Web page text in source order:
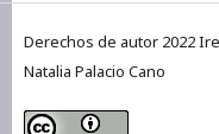
Derechos de autor 2022
Natalia Palacio Cano